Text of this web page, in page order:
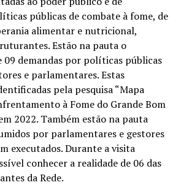
públicas de combate à fome, de
alimentar e nutricional,
Estão na pauta o
demandas por políticas públicas
e parlamentares. Estas
pela pesquisa “Mapa
à Fome do Grande Bom
2022. Também estão na pauta
por parlamentares e gestores
executados. Durante a visita
conhecer a realidade de 06 das
da Rede.